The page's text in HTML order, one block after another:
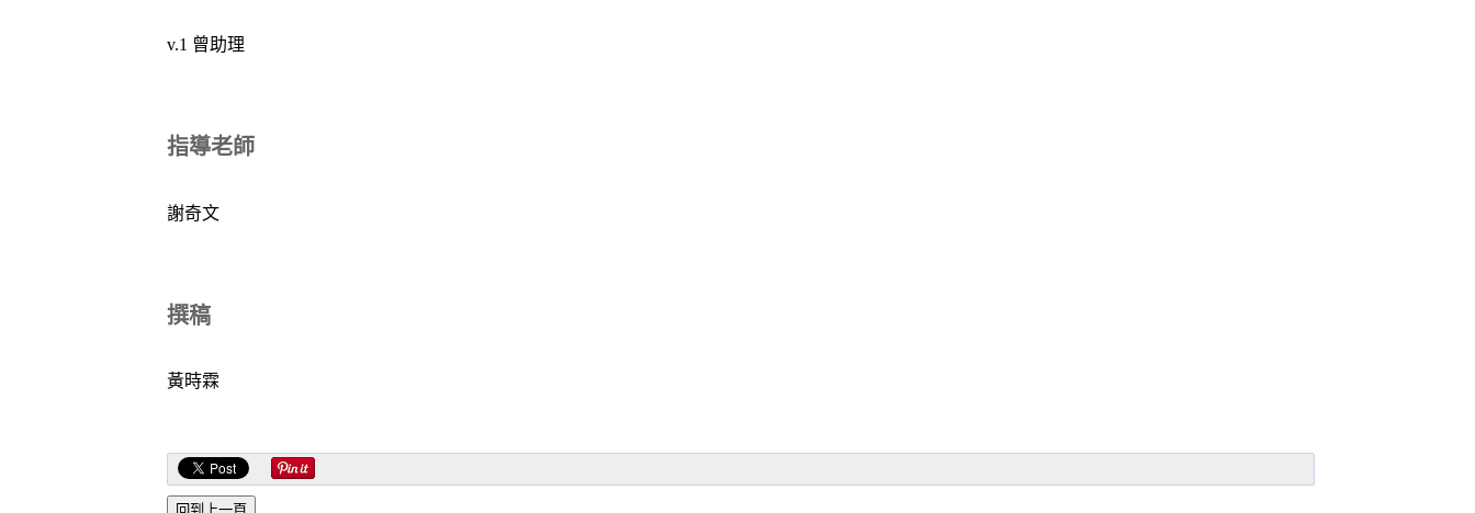
v.1 曾助理
指導老師
謝奇文
撰稿
黃時霖